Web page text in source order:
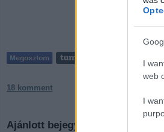
I
web
I
18 komment
Ajánlott bejegyzések: